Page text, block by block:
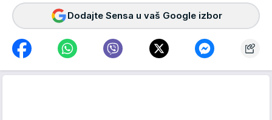
Dodajte Sensa u vaš Google izbor